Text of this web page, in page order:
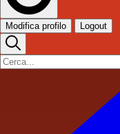
Modifica profilo Logout